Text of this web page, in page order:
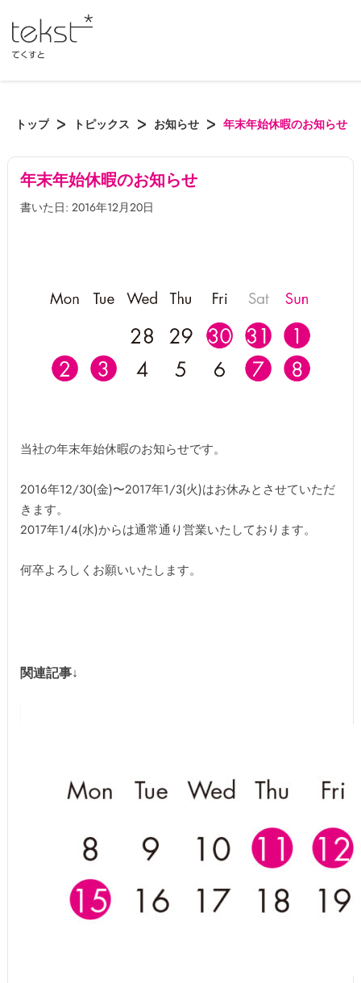
トップ トピックス お知らせ 年末年始休暇のお知らせ
年末年始休暇のお知らせ
書いた日: 2016年12月20日
当社の年末年始休暇のお知らせです。
2016年12/30(金)〜2017年1/3(火)はお休みとさせていただ
きます。
2017年1/4(水)からは通常通り営業いたしております。
何卒よろしくお願いいたします。
関連記事↓